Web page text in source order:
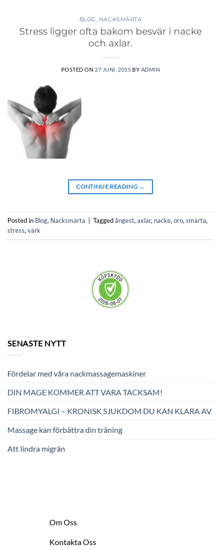
BLOG, NACKSMÄRTA
Stress ligger ofta bakom besvär i nacke
och axlar.
POSTED ON 27 JUNI, 2015 BY ADMIN
CONTINUE READING →
Posted in Blog, Nacksmärta Taggedångest,axlar, nacke,oro,smärta,
stress,värk
SENASTE NYTT
Fördelar med våra nackmassagemaskiner
DIN MAGE KOMMER ATT VARA TACKSAM!
FIBROMYALGI – KRONISK SJUKDOM DU KAN KLARA AV
Massage kan förbättra din träning
Att lindra migrän
Om Oss
Kontakta Oss